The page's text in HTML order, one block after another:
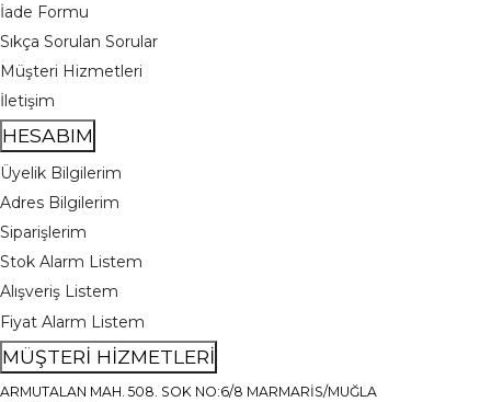
İade Formu
Sıkça Sorulan Sorular
Müşteri Hizmetleri
İletişim
HESABIM
Üyelik Bilgilerim
Adres Bilgilerim
Siparişlerim
Stok Alarm Listem
Alışveriş Listem
Fiyat Alarm Listem
MÜŞTERİ HİZMETLERİ
ARMUTALAN MAH. 508. SOK NO:6/8 MARMARİS/MUĞLA